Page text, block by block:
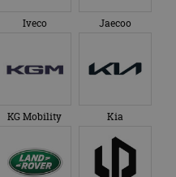
Iveco Jaecoo
KG Mobility Kia